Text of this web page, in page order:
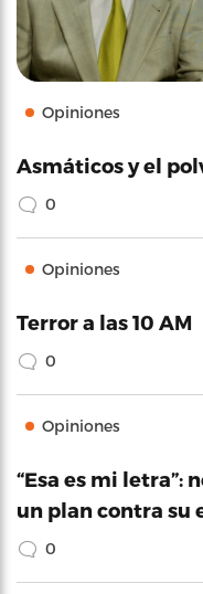
Opiniones
Asmáticos y el
0
Opiniones
Terror a las 10 AM
0
Opiniones
“Esa es mi letra”:
un plan contra su
0